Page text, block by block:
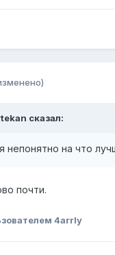
сказал:
непонятно на что
почти.
4arrly